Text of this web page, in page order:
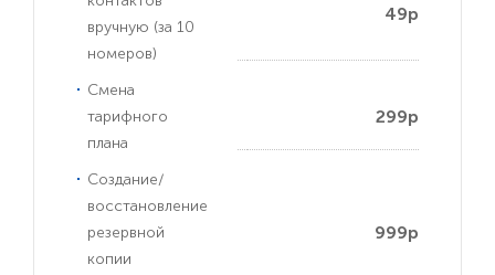
вручную (за 10
номеров)
49р
Смена
тарифного
плана
299р
Создание/
восстановление
резервной
копии
999р